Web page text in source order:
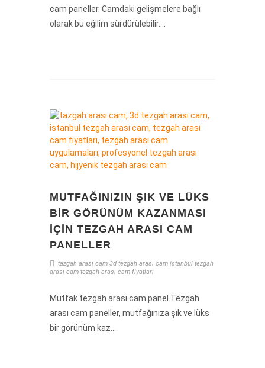
cam paneller. Camdaki gelişmelere bağlı
olarak bu eğilim sürdürülebilir....
MUTFAĞINIZIN ŞIK VE LÜKS
BIR GÖRÜNÜM KAZANMASI
İÇIN TEZGAH ARASI CAM
PANELLER
tazgah arası cam 3d tezgah arası cam istanbul tezgah
arası cam tezgah arası cam fiyatları
Mutfak tezgah arası cam panel Tezgah
arası cam paneller, mutfağınıza şık ve lüks
bir görünüm kaz....